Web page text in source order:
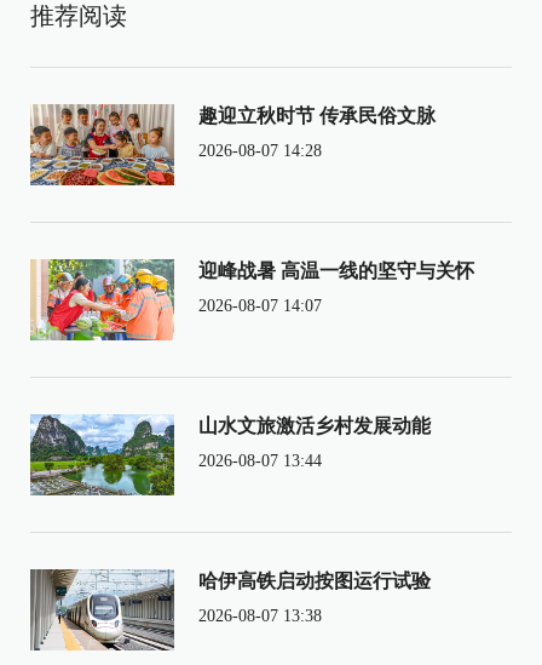
推荐阅读
趣迎立秋时节 传承民俗文脉
2026-08-07 14:28
迎峰战暑 高温一线的坚守与关怀
2026-08-07 14:07
山水文旅激活乡村发展动能
2026-08-07 13:44
哈伊高铁启动按图运行试验
2026-08-07 13:38